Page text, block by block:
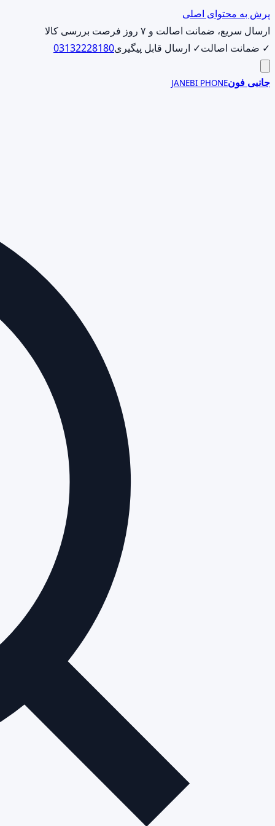
پرش به محتوای اصلی
ارسال سریع، ضمانت اصالت و ۷ روز فرصت بررسی کالا
✓ ضمانت اصالت✓ ارسال قابل پیگیری03132228180
جانبی فونJANEBI PHONE